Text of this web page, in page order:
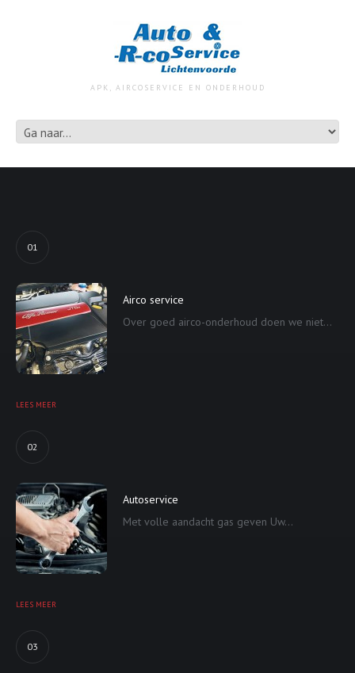
APK, AIRCOSERVICE EN ONDERHOUD
01
Airco service
Over goed airco-onderhoud doen we niet...
LEES MEER
02
Autoservice
Met volle aandacht gas geven Uw...
LEES MEER
03